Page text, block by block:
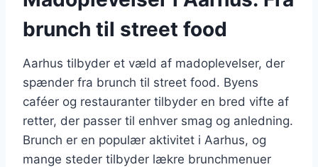
brunch til street food
Aarhus tilbyder et væld af madoplevelser, der
spænder fra brunch til street food. Byens
caféer og restauranter tilbyder en bred vifte af
retter, der passer til enhver smag og anledning.
Brunch er en populær aktivitet i Aarhus, og
mange steder tilbyder lækre brunchmenuer